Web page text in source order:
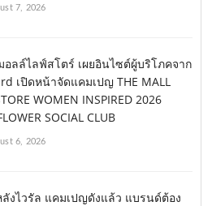
7, 2026
อลล์ไลฟ์สโตร์ เผยอินไซต์ผู้บริโภคจาก
เปิดหน้าจัดแคมเปญ THE MALL
WOMEN INSPIRED 2026
SOCIAL CLUB
6, 2026
งไวรัล แคมเปญดังแล้ว แบรนด์ต้อง